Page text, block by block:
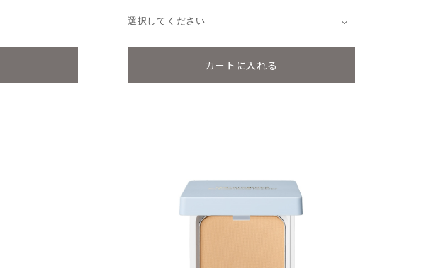
選択してください
カートに入れる